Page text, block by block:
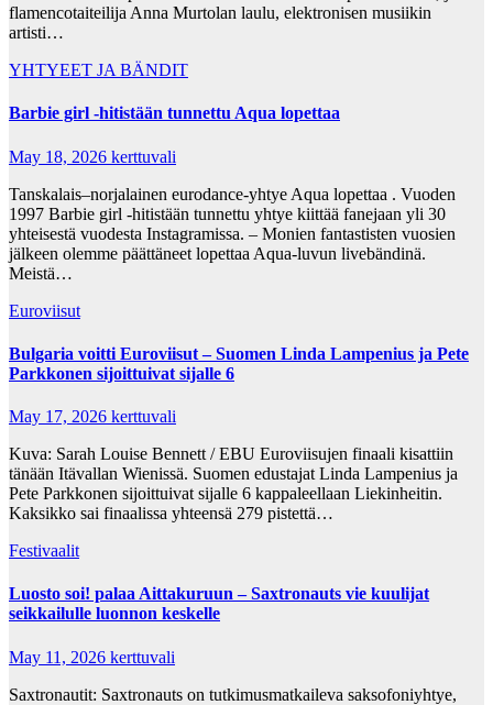
flamencotaiteilija Anna Murtolan laulu, elektronisen musiikin
artisti…
YHTYEET JA BÄNDIT
Barbie girl -hitistään tunnettu Aqua lopettaa
May 18, 2026 kerttuvali
Tanskalais–norjalainen eurodance-yhtye Aqua lopettaa . Vuoden
1997 Barbie girl -hitistään tunnettu yhtye kiittää fanejaan yli 30
yhteisestä vuodesta Instagramissa. – Monien fantastisten vuosien
jälkeen olemme päättäneet lopettaa Aqua-luvun livebändinä.
Meistä…
Euroviisut
Bulgaria voitti Euroviisut – Suomen Linda Lampenius ja Pete
Parkkonen sijoittuivat sijalle 6
May 17, 2026 kerttuvali
Kuva: Sarah Louise Bennett / EBU Euroviisujen finaali kisattiin
tänään Itävallan Wienissä. Suomen edustajat Linda Lampenius ja
Pete Parkkonen sijoittuivat sijalle 6 kappaleellaan Liekinheitin.
Kaksikko sai finaalissa yhteensä 279 pistettä…
Festivaalit
Luosto soi! palaa Aittakuruun – Saxtronauts vie kuulijat
seikkailulle luonnon keskelle
May 11, 2026 kerttuvali
Saxtronautit: Saxtronauts on tutkimusmatkaileva saksofoniyhtye,